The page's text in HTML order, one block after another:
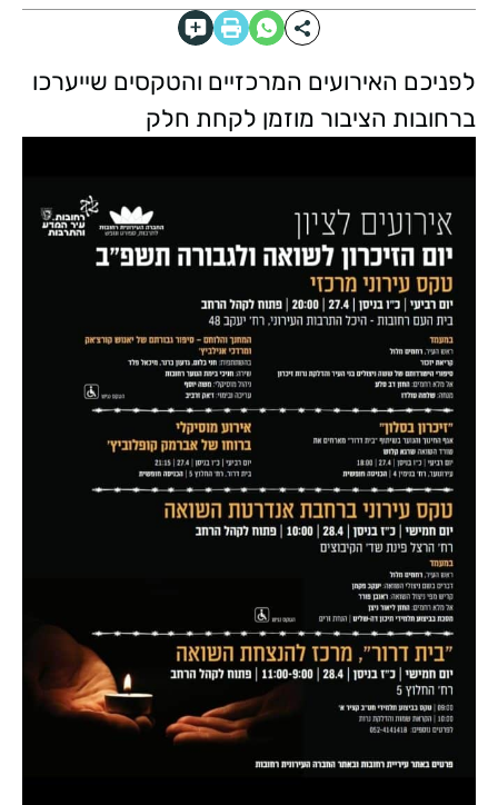
לפניכם האירועים המרכזיים והטקסים שייערכו
ברחובות הציבור מוזמן לקחת חלק